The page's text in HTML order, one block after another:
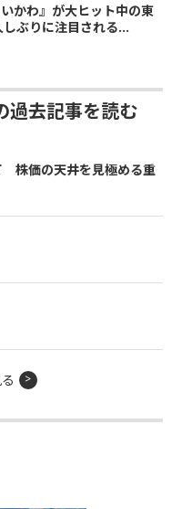
いかわ』が大ヒット中の東
ぶりに注目される...
過去記事を読む
株価の天井を見極める重